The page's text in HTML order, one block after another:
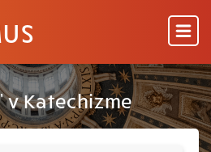
Katechizme